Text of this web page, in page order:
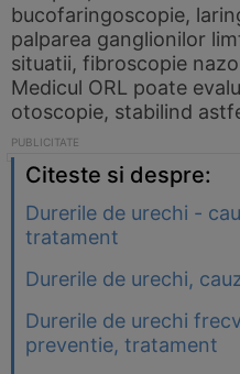
bucofaringoscopie,
palparea ganglionilor
situatii, fibroscopie
Medicul ORL poate
otoscopie, stabilind
Citeste si despre:
Durerile de urechi -
tratament
Durerile de urechi,
Durerile de urechi
preventie, tratament